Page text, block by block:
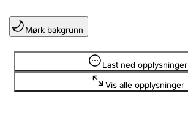
Lag og forening
Registrere, endre, slette
Mørk bakgrunn
Last ned opplysninger
Vis alle opplysninger
Opplysninger er skjult